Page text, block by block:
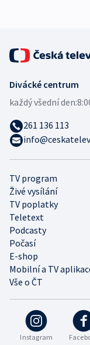
Instagram
TV program
Živé vysílání
TV poplatky
Teletext
Podcasty
Počasí
E-shop
Mobilní a TV
Vše o ČT
Divácké centrum
každý všední den:
261 136 113